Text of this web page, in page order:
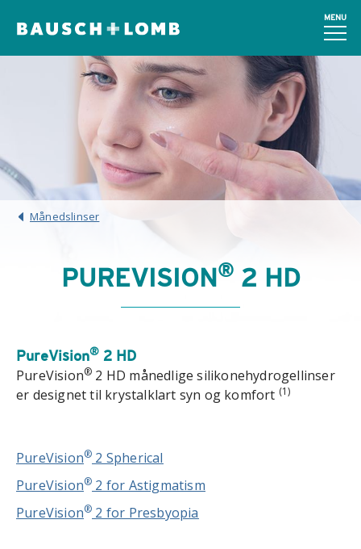
MENU
Månedslinser
PUREVISION®2 HD
PureVision® 2 HD
PureVision® 2 HD månedlige silikonehydrogellinser
er designet til krystalklart syn og komfort (1)
PureVision® 2 Spherical
PureVision® 2 for Astigmatism
PureVision® 2 for Presbyopia